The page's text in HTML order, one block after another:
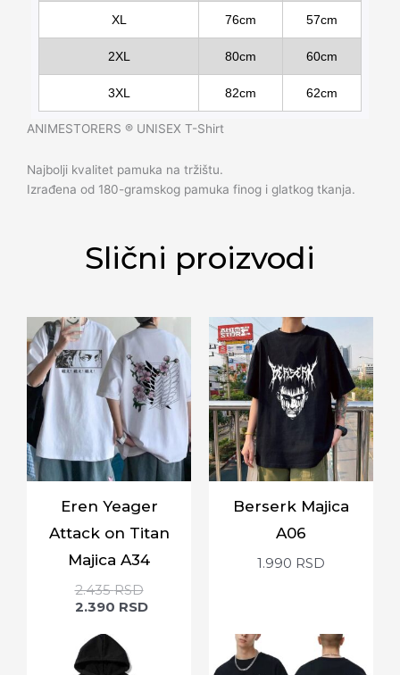
XL 76cm 57cm
2XL 80cm 60cm
3XL 82cm 62cm
ANIMESTORERS ®️ UNISEX T-Shirt
Najbolji kvalitet pamuka na tržištu.
Izrađena od 180-gramskog pamuka finog i glatkog tkanja.
Slični proizvodi
Eren Yeager
Attack on Titan
Majica A34
2.435RSD
2.390 RSD
Berserk Majica
A06
1.990 RSD